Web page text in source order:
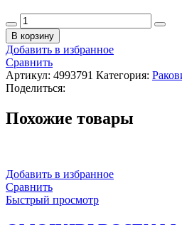
Количество
товара
OMOIKIRI
TAKI
Мойка
кухонная,
865x440
база
чаши,
нержавеющая
сталь
В корзину
Добавить в избранное
Сравнить
Артикул: 4993791 Категория:
Поделиться:
Похожие товары
Добавить в избранное
Сравнить
Быстрый просмотр